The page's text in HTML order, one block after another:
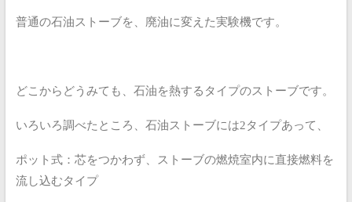
普通の石油ストーブを、廃油に変えた実験機です。
どこからどうみても、石油を熱するタイプのストーブです。
いろいろ調べたところ、石油ストーブには2タイプあって、
ポット式：芯をつかわず、ストーブの燃焼室内に直接燃料を
流し込むタイプ